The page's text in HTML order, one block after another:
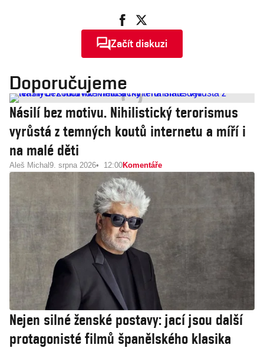
Začít diskuzi
Doporučujeme
Násilí bez motivu. Nihilistický terorismus
vyrůstá z temných koutů internetu a míří i
na malé děti
Aleš Michal 9. srpna 2026 12:00Komentáře
Nejen silné ženské postavy: jací jsou další
protagonisté filmů španělského klasika